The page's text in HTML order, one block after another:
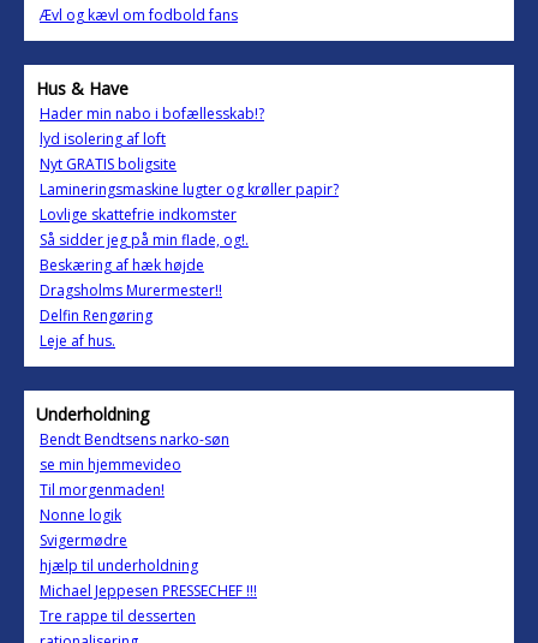
Ævl og kævl om fodbold fans
Hus & Have
Hader min nabo i bofællesskab!?
lyd isolering af loft
Nyt GRATIS boligsite
Lamineringsmaskine lugter og krøller papir?
Lovlige skattefrie indkomster
Så sidder jeg på min flade, og!.
Beskæring af hæk højde
Dragsholms Murermester!!
Delfin Rengøring
Leje af hus.
Underholdning
Bendt Bendtsens narko-søn
se min hjemmevideo
Til morgenmaden!
Nonne logik
Svigermødre
hjælp til underholdning
Michael Jeppesen PRESSECHEF !!!
Tre rappe til desserten